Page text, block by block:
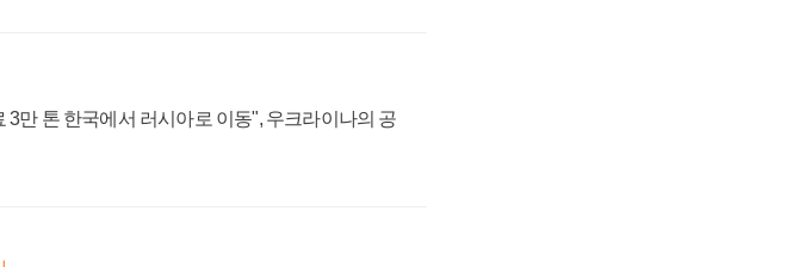
3만 톤 한국에서 러시아로 이동", 우크라이나의 공